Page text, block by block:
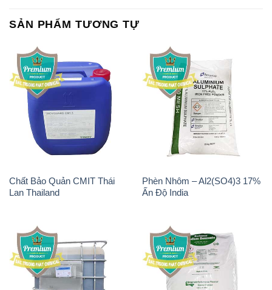
SẢN PHẨM TƯƠNG TỰ
Chất Bảo Quản CMIT Thái
Lan Thailand
Phèn Nhôm – Al2(SO4)3 17%
Ấn Độ India